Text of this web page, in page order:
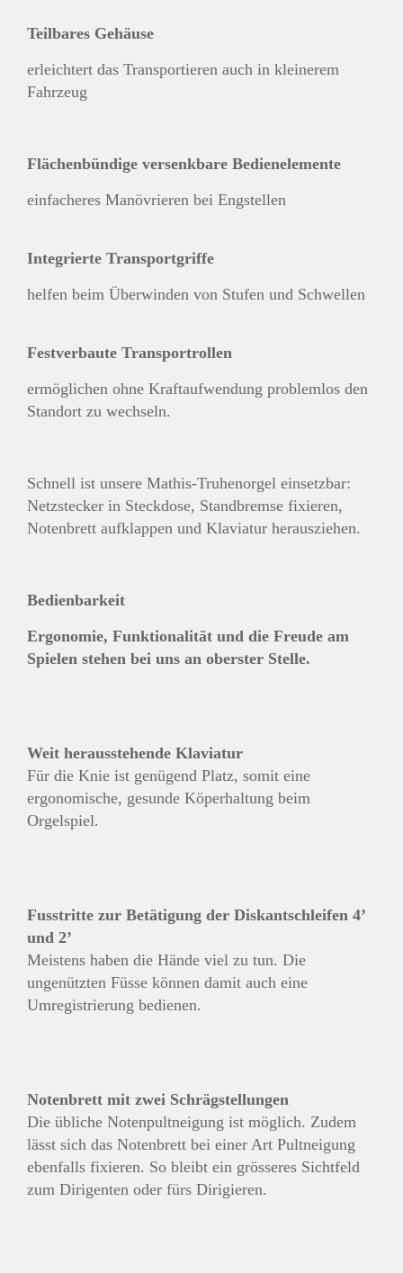
Teilbares Gehäuse
erleichtert das Transportieren auch in kleinerem
Fahrzeug
Flächenbündige versenkbare Bedienelemente
einfacheres Manövrieren bei Engstellen
Integrierte Transportgriffe
helfen beim Überwinden von Stufen und Schwellen
Festverbaute Transportrollen
ermöglichen ohne Kraftaufwendung problemlos den
Standort zu wechseln.
Schnell ist unsere Mathis-Truhenorgel einsetzbar:
Netzstecker in Steckdose, Standbremse fixieren,
Notenbrett aufklappen und Klaviatur herausziehen.
Bedienbarkeit
Ergonomie, Funktionalität und die Freude am
Spielen stehen bei uns an oberster Stelle.
Weit herausstehende Klaviatur
Für die Knie ist genügend Platz, somit eine
ergonomische, gesunde Köperhaltung beim
Orgelspiel.
Fusstritte zur Betätigung der Diskantschleifen 4’
und 2’
Meistens haben die Hände viel zu tun. Die
ungenützten Füsse können damit auch eine
Umregistrierung bedienen.
Notenbrett mit zwei Schrägstellungen
Die übliche Notenpultneigung ist möglich. Zudem
lässt sich das Notenbrett bei einer Art Pultneigung
ebenfalls fixieren. So bleibt ein grösseres Sichtfeld
zum Dirigenten oder fürs Dirigieren.